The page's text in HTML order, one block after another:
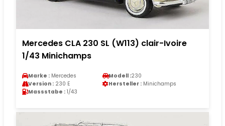
Mercedes CLA 230 SL (W113) clair-Ivoire
1/43 Minichamps
Marke : Mercedes Modell :230
Version : 230 E Hersteller : Minichamps
Massstabe : 1/43